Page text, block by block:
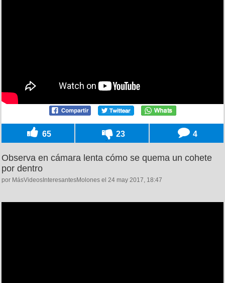
65 23 4
Observa en cámara lenta cómo se quema un cohete
por dentro
por MásVideosInteresantesMolones el 24 may 2017, 18:47